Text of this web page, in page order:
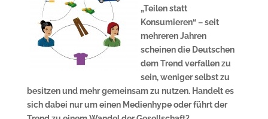
„Teilen statt
Konsumieren“ – seit
mehreren Jahren
scheinen die Deutschen
dem Trend verfallen zu
sein, weniger selbst zu
besitzen und mehr gemeinsam zu nutzen. Handelt es
sich dabei nur um einen Medienhype oder führt der